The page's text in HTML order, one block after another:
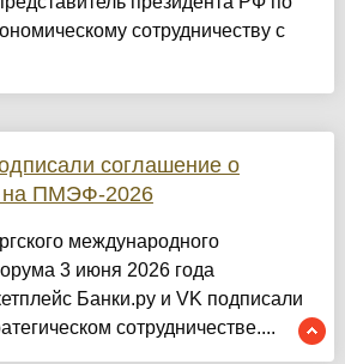
сотрудничеству с
соглашение о
на ПМЭФ-2026
международного
3 июня 2026 года
Банки.ру и VK подписали
сотрудничестве....